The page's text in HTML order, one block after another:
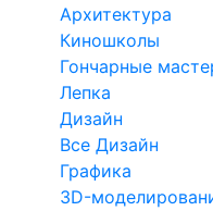
Архитектура
Киношколы
Гончарные
Лепка
Дизайн
Все Дизайн
Графика
3D-